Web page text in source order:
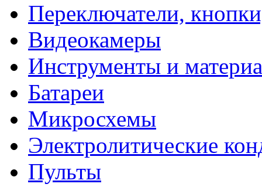
Переключатели,
Видеокамеры
Инструменты и
Батареи
Микросхемы
Электролитические
Пульты